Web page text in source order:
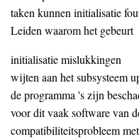
taken kunnen initialisatie
Leiden waarom het gebeurt
initialisatie mislukkingen
wijten aan het subsysteem
de programma 's zijn
voor dit vaak software van
compatibiliteitsprobleem